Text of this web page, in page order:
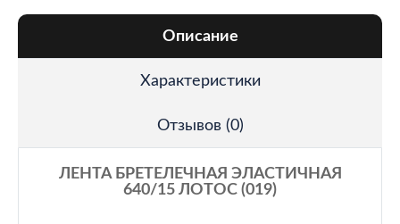
Описание
Характеристики
Отзывов (0)
ЛЕНТА БРЕТЕЛЕЧНАЯ ЭЛАСТИЧНАЯ
640/15 ЛОТОС (019)